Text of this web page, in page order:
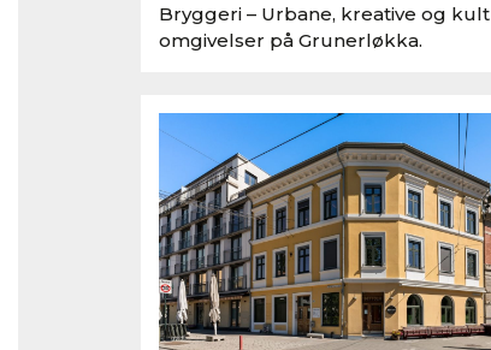
Bryggeri – Urbane, kreative og
omgivelser på Grunerløkka.